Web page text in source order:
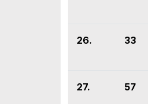
26. 33
27. 57